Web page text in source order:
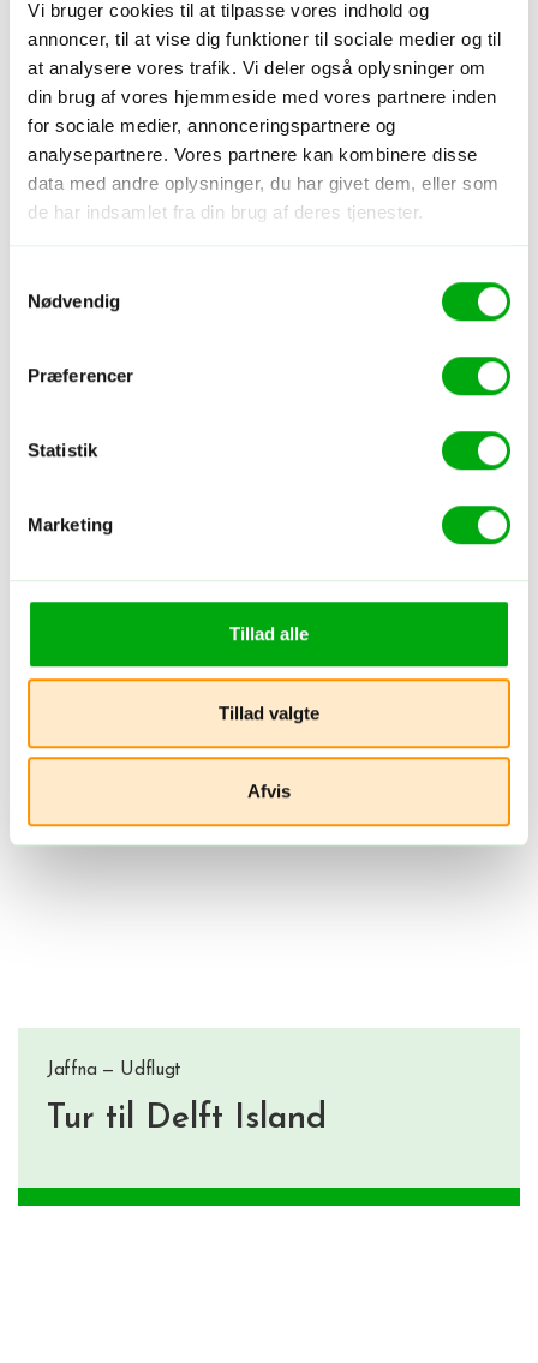
Vi bruger cookies til at tilpasse vores indhold og
annoncer, til at vise dig funktioner til sociale medier og til
at analysere vores trafik. Vi deler også oplysninger om
din brug af vores hjemmeside med vores partnere inden
for sociale medier, annonceringspartnere og
analysepartnere. Vores partnere kan kombinere disse
data med andre oplysninger, du har givet dem, eller som
de har indsamlet fra din brug af deres tjenester.
Nødvendig
Præferencer
Statistik
Marketing
Tillad alle
Tillad valgte
Afvis
Hotel - Sri Lanka - Jaffna
Jetwing Jaffna
Oplevelser
Jaffna — Udflugt
Tur til Delft Island